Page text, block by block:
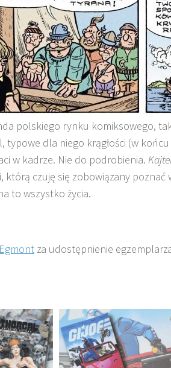
polskiego rynku komiksowego,
typowe dla niego krągłości (w
w kadrze. Nie do podrobienia.
czuję się zobowiązany poznać
to wszystko życia.
Egmont za udostępnienie